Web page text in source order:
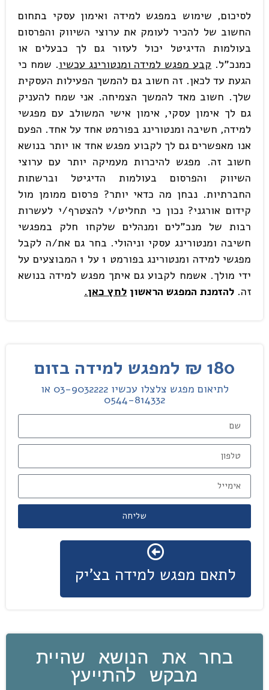
לסיכום, שימוש במפגש למידה ואימון עסקי בתחום
החשוב של להכיר לעומק את ערוצי השיווק והפרסום
בעולמות הדיגיטל יכול לעזור גם לך כבעלים או
כמנכ"ל. קבע מפגש למידה ומנטורינג עכשיו. שמח כי
הגעת עד לכאן. זה חשוב גם להמשך הפעילות העסקית
שלך. חשוב מאד להמשך הצמיחה. אני שמח להעניק
גם לך אימון עסקי, אימון אישי המשולב עם מפגשי
למידה, חשיבה ומנטורינג בפורמט אחד על אחד. הפעם
אנו מאפשרים גם לך לקבוע מפגש אחד או יותר בנושא
חשוב זה. מפגש להיכרות מעמיקה יותר עם ערוצי
השיווק והפרסום בעולמות הדיגיטל וברשתות
החברתיות. נבחן מה כדאי יותר? פרסום ממומן מול
קידום אורגני? נכון כי תחליט/י להצטרף/י לעשרות
רבות של מנכ"לים ומנהלים שלקחו חלק במפגשי
חשיבה ומנטורינג עסקי וניהולי. בחר גם את/ה לקבל
מפגשי למידה ומנטורינג בפורמט 1 על 1 המבוצעים על
ידי מולך. אשמח לקבוע גם איתך מפגש למידה בנושא
זה. להזמנת המפגש הראשון לחץ כאן.
180 ₪ למפגש למידה בזום
לתיאום מפגש צלצלו עכשיו 03-9032222 או
0544-814332
שליחה
לתאם מפגש למידה בצ'יק
בחר את הנושא שהיית
מבקש להתייעץ